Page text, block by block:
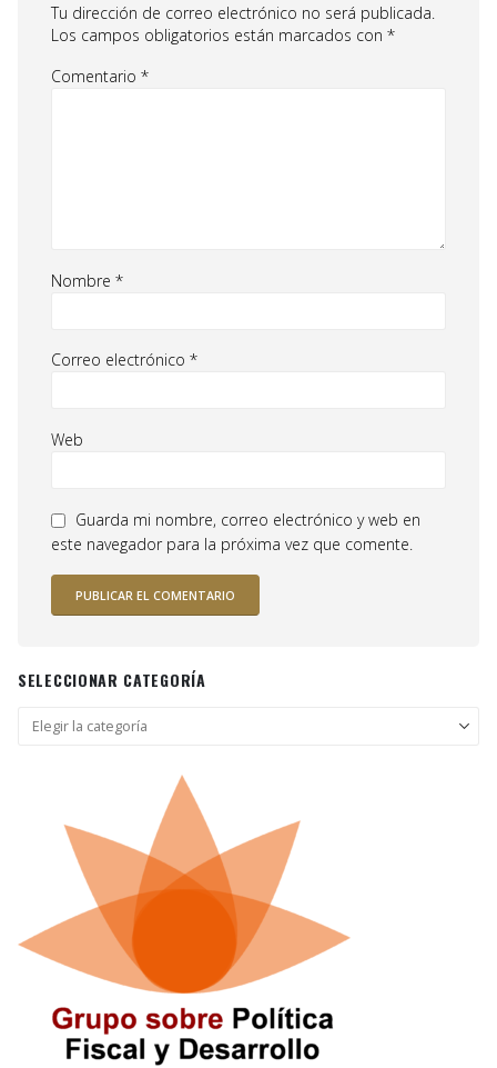
Tu dirección de correo electrónico no será publicada.
Los campos obligatorios están marcados con *
Comentario *
Nombre *
Correo electrónico *
Web
Guarda mi nombre, correo electrónico y web en
este navegador para la próxima vez que comente.
SELECCIONAR CATEGORÍA
Seleccionar
categoría